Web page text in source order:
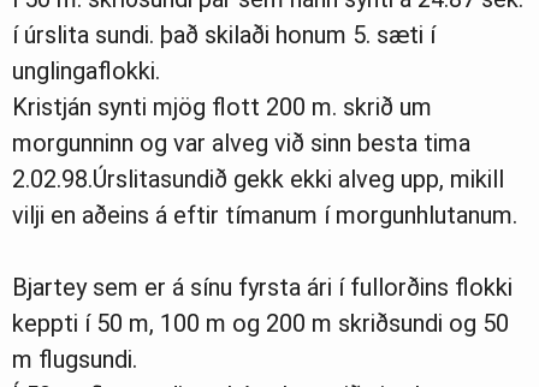
í úrslita sundi. það skilaði honum 5. sæti í
unglingaflokki.
Kristján synti mjög flott 200 m. skrið um
morgunninn og var alveg við sinn besta tima
2.02.98.Úrslitasundið gekk ekki alveg upp, mikill
vilji en aðeins á eftir tímanum í morgunhlutanum.
Bjartey sem er á sínu fyrsta ári í fullorðins flokki
keppti í 50 m, 100 m og 200 m skriðsundi og 50
m flugsundi.